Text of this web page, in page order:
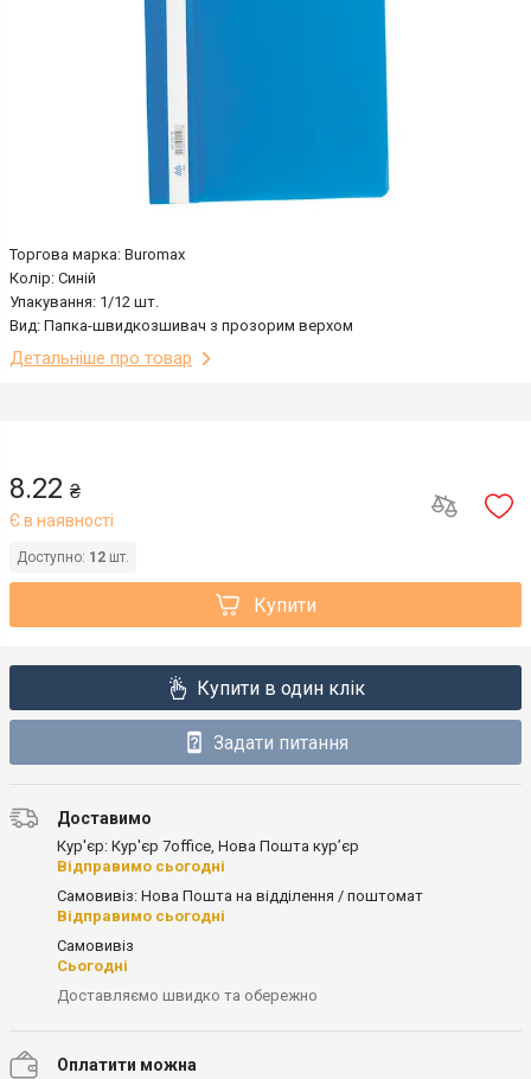
Торгова марка: Buromax
Колір: Синій
Упакування: 1/12 шт.
Вид: Папка-швидкозшивач з прозорим верхом
Детальніше про товар
8.22 ₴
Є в наявності
Доступно: 12 шт.
Купити
Купити в один клік
Задати питання
Доставимо
Кур'єр: Кур'єр 7office, Нова Пошта кур’єр
Відправимо сьогодні
Самовивіз: Нова Пошта на відділення / поштомат
Відправимо сьогодні
Самовивіз
Сьогодні
Доставляємо швидко та обережно
Оплатити можна